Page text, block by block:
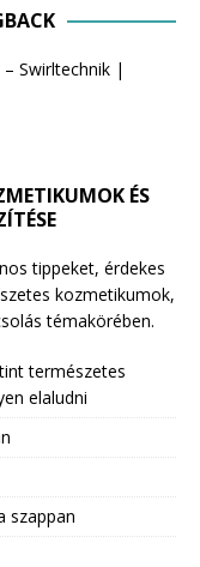
Swirltechnik |
ÉS
tippeket, érdekes
kozmetikumok,
témakörében.
természetes
elaludni
szappan